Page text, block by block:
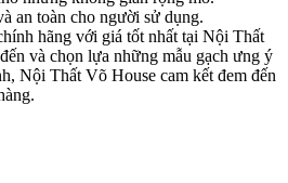
an toàn cho người sử dụng.
hãng với giá tốt nhất tại Nội Thất
và chọn lựa những mẫu gạch ưng ý
Nội Thất Võ House cam kết đem đến